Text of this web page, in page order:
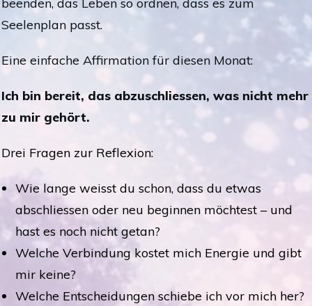
Seelenplan passt.
Eine einfache Affirmation für diesen Monat:
Ich bin bereit, das abzuschliessen, was nicht mehr
zu mir gehört.
Drei Fragen zur Reflexion:
Wie lange weisst du schon, dass du etwas
abschliessen oder neu beginnen möchtest – und
hast es noch nicht getan?
Welche Verbindung kostet mich Energie und gibt
mir keine?
Welche Entscheidungen schiebe ich vor mich her?